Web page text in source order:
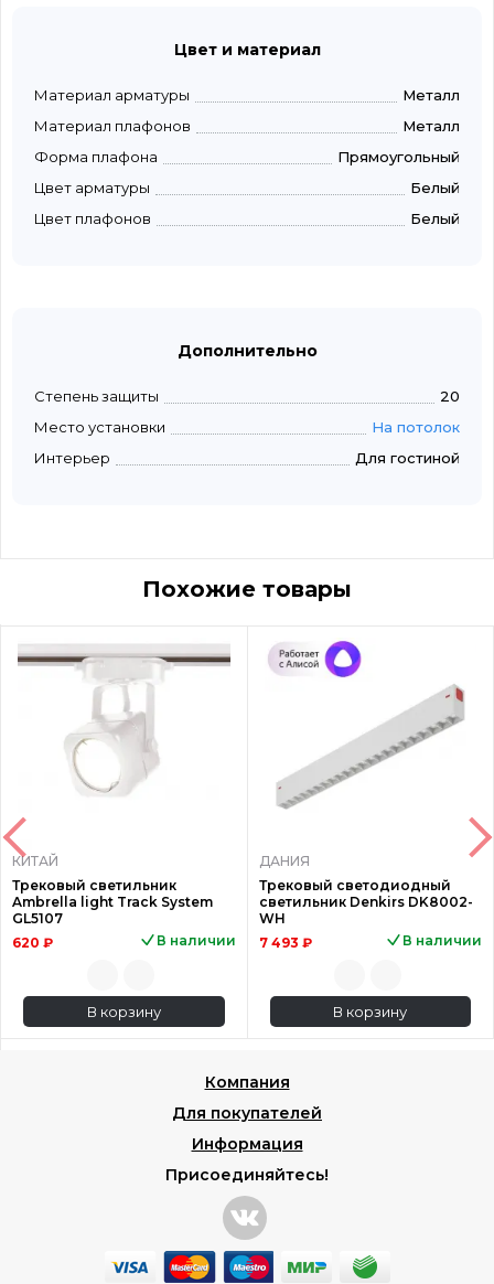
Цвет и материал
Материал арматуры
Металл
Материал плафонов
Металл
Форма плафона
Прямоугольный
Цвет арматуры
Белый
Цвет плафонов
Белый
Дополнительно
Степень защиты
20
Место установки
На потолок
Интерьер
Для гостиной
Похожие товары
КИТАЙ
Трековый светильник
Ambrella light Track System
GL5107
620 ₽
В наличии
В корзину
ДАНИЯ
Трековый светодиодный
светильник Denkirs DK8002-
WH
7 493 ₽
В наличии
В корзину
Компания
Для покупателей
Информация
Присоединяйтесь!